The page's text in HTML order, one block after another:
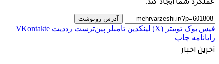
آدرس رونوشت
فیس بوک توییتر (X) لینکدین ‫تامبلر ‫پین‌ترست ‫رددیت ‫VKontakte
رایانامه چاپ
آخرین اخبار